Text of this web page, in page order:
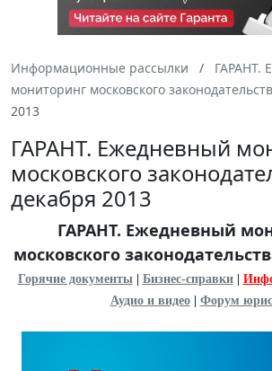
Информационные рассылки
ГАРАНТ.
мониторинг московского
2013
ГАРАНТ. Ежедневный
московского
декабря 2013
ГАРАНТ. Ежедневный
московского
Горячие документы| Бизнес-справки|
Аудио и видео| Форум